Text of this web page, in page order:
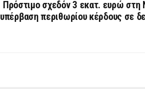
Πρόστιμο σχεδόν 3 εκατ. ευρώ στη
υπέρβαση περιθωρίου κέρδους σε